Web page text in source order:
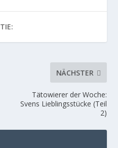
NÄCHSTER
Tätowierer der Woche:
Svens Lieblingsstücke (Teil
2)